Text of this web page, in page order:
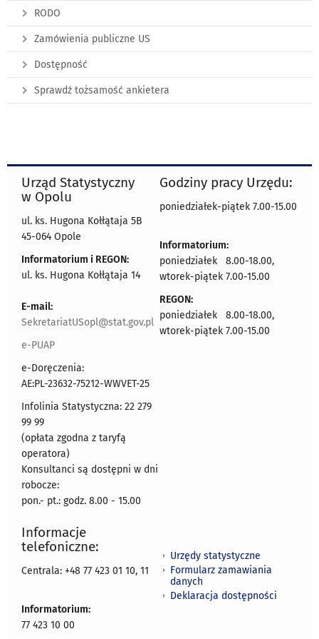
RODO
Zamówienia publiczne US
Dostępność
Sprawdź tożsamość ankietera
Urząd Statystyczny
w Opolu
ul. ks. Hugona Kołłątaja 5B
45-064 Opole
Informatorium i REGON:
ul. ks. Hugona Kołłątaja 14
E-mail:
SekretariatUSopl@stat.gov.pl
e-PUAP
e-Doręczenia:
AE:PL-23632-75212-WWVET-25
Infolinia Statystyczna: 22 279
99 99
(opłata zgodna z taryfą
operatora)
Konsultanci są dostępni w dni
robocze:
pon.- pt.: godz. 8.00 - 15.00
Godziny pracy Urzędu:
poniedziałek-piątek 7.00-15.00
Informatorium:
poniedziałek 8.00-18.00,
wtorek-piątek 7.00-15.00
REGON:
poniedziałek 8.00-18.00,
wtorek-piątek 7.00-15.00
Informacje
telefoniczne:
Centrala: +48 77 423 01 10, 11
Informatorium:
77 423 10 00
Urzędy statystyczne
Formularz zamawiania
danych
Deklaracja dostępności